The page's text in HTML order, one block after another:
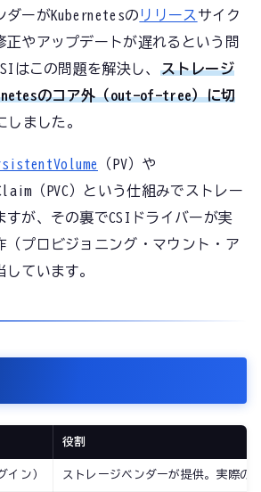
ダーがKubernetesの リリース サイク
正やアップデートが遅れるという問
はこの問題を解決し、 ストレージ
のコア外（out-of-tree）に切
しました。
（PV）や
（PVC）という仕組みでストレー
すが、その裏でCSIドライバーが実
（プロビジョニング・マウント・ア
ています。
役割
イン） ストレージベンダーが提供。実際の